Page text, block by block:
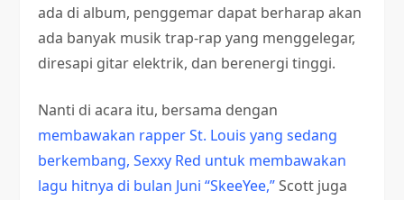
ada di album, penggemar dapat berharap akan
ada banyak musik trap-rap yang menggelegar,
diresapi gitar elektrik, dan berenergi tinggi.
Nanti di acara itu, bersama dengan
membawakan rapper St. Louis yang sedang
berkembang, Sexxy Red untuk membawakan
lagu hitnya di bulan Juni “SkeeYee,”Scott juga